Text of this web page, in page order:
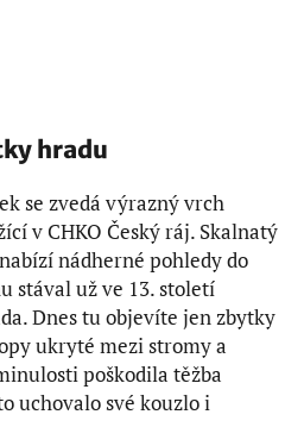
hradu
se zvedá výrazný vrch
v CHKO Český ráj. Skalnatý
nádherné pohledy do
stával už ve 13. století
Dnes tu objevíte jen zbytky
ukryté mezi stromy a
poškodila těžba
uchovalo své kouzlo i